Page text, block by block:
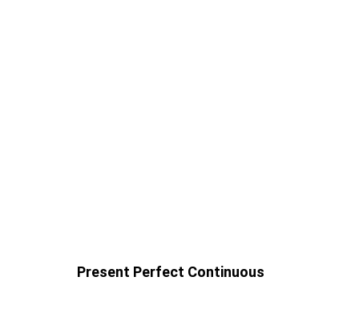
Present Perfect Continuous